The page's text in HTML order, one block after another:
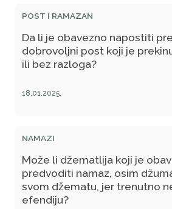
POST I RAMAZAN
Da li je obavezno napostiti
dobrovoljni post koji je
ili bez razloga?
18.01.2025.
NAMAZI
Može li džematlija koji je
predvoditi namaz, osim
svom džematu, jer trenutno
efendiju?